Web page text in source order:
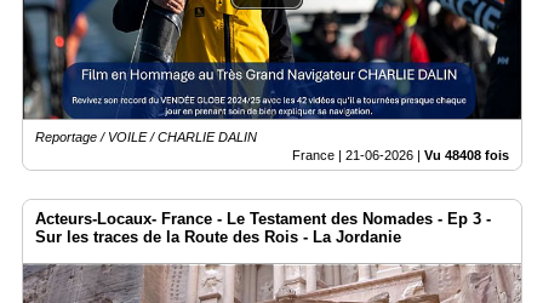
Médias
du
groupe
Blogs
Prémium
annuaire
Accès
Reportage / VOILE / CHARLIE DALIN
France | 21-06-2026 Vu 48408 fois
Acteurs-Locaux- France - Le Testament des Nomades - Ep 3 -
Sur les traces de la Route des Rois - La Jordanie